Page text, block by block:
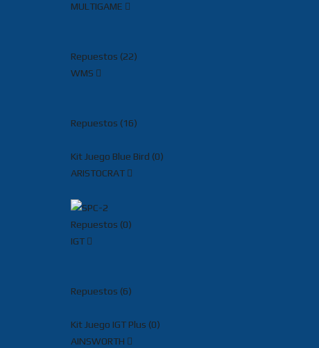
MULTIGAME
Repuestos (22)
WMS
Repuestos (16)
Kit Juego Blue Bird (0)
ARISTOCRAT
Repuestos (0)
IGT
Repuestos (6)
Kit Juego IGT Plus (0)
AINSWORTH